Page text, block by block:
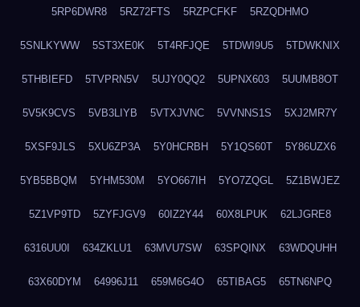
5RP6DWR8 5RZ72FTS 5RZPCFKF 5RZQDHMO
5SNLKYWW 5ST3XE0K 5T4RFJQE 5TDWI9U5 5TDWKNIX
5THBIEFD 5TVPRN5V 5UJY0QQ2 5UPNX603 5UUMB8OT
5V5K9CVS 5VB3LIYB 5VTXJVNC 5VVNNS1S 5XJ2MR7Y
5XSF9JLS 5XU6ZP3A 5Y0HCRBH 5Y1QS60T 5Y86UZX6
5YB5BBQM 5YHM530M 5YO667IH 5YO7ZQGL 5Z1BWJEZ
5Z1VP9TD 5ZYFJGV9 60IZ2Y44 60X8LPUK 62LJGRE8
6316UU0I 634ZKLU1 63MVU7SW 63SPQINX 63WDQUHH
63X60DYM 64996J11 659M6G4O 65TIBAG5 65TN6NPQ